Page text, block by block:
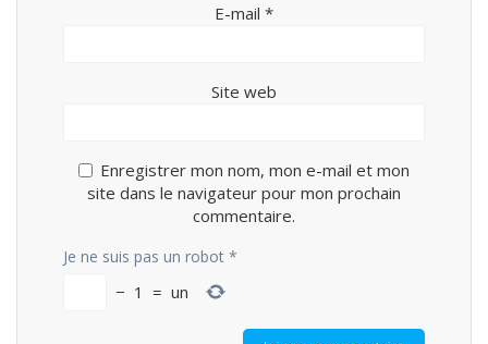
E-mail *
Site web
Enregistrer mon nom, mon e-mail et mon
site dans le navigateur pour mon prochain
commentaire.
Je ne suis pas un robot *
− 1 = un